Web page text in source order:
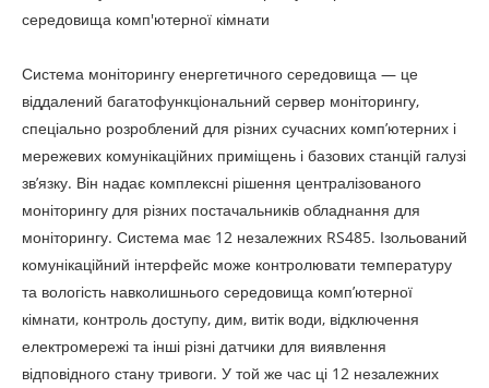
середовища комп'ютерної кімнати
Система моніторингу енергетичного середовища — це
віддалений багатофункціональний сервер моніторингу,
спеціально розроблений для різних сучасних комп’ютерних і
мережевих комунікаційних приміщень і базових станцій галузі
зв’язку. Він надає комплексні рішення централізованого
моніторингу для різних постачальників обладнання для
моніторингу. Система має 12 незалежних RS485. Ізольований
комунікаційний інтерфейс може контролювати температуру
та вологість навколишнього середовища комп’ютерної
кімнати, контроль доступу, дим, витік води, відключення
електромережі та інші різні датчики для виявлення
відповідного стану тривоги. У той же час ці 12 незалежних